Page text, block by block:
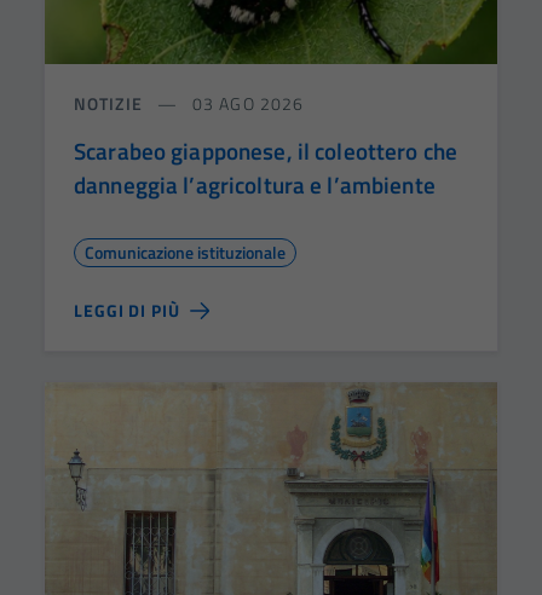
NOTIZIE 03 AGO 2026
Scarabeo giapponese, il coleottero che
danneggia l’agricoltura e l’ambiente
Comunicazione istituzionale
LEGGI DI PIÙ